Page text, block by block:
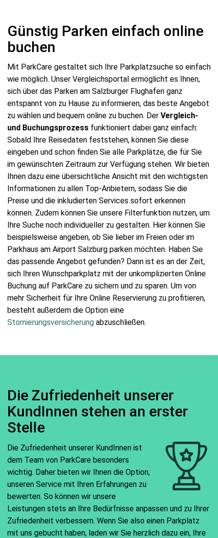
Günstig Parken einfach online
buchen
Mit ParkCare gestaltet sich Ihre Parkplatzsuche so einfach
wie möglich. Unser Vergleichsportal ermöglicht es Ihnen,
sich über das Parken am Salzburger Flughafen ganz
entspannt von zu Hause zu informieren, das beste Angebot
zu wählen und bequem online zu buchen. Der Vergleich-
und Buchungsprozess funktioniert dabei ganz einfach:
Sobald Ihre Reisedaten feststehen, können Sie diese
eingeben und schon finden Sie alle Parkplätze, die für Sie
im gewünschten Zeitraum zur Verfügung stehen. Wir bieten
Ihnen dazu eine übersichtliche Ansicht mit den wichtigsten
Informationen zu allen Top-Anbietern, sodass Sie die
Preise und die inkludierten Services sofort erkennen
können. Zudem können Sie unsere Filterfunktion nutzen, um
Ihre Suche noch individueller zu gestalten. Hier können Sie
beispielsweise angeben, ob Sie lieber im Freien oder im
Parkhaus am Airport Salzburg parken möchten. Haben Sie
das passende Angebot gefunden? Dann ist es an der Zeit,
sich Ihren Wunschparkplatz mit der unkomplizierten Online
Buchung auf ParkCare zu sichern und zu sparen. Um von
mehr Sicherheit für Ihre Online Reservierung zu profitieren,
besteht außerdem die Option eine
Stornierungsversicherung abzuschließen.
Die Zufriedenheit unserer
KundInnen stehen an erster
Stelle
Die Zufriedenheit unserer KundInnen ist
dem Team von ParkCare besonders
wichtig. Daher bieten wir Ihnen die Option,
unseren Service mit Ihren Erfahrungen zu
bewerten. So können wir unsere
Leistungen stets an Ihre Bedürfnisse anpassen und zu Ihrer
Zufriedenheit verbessern. Wenn Sie also einen Parkplatz
mit uns gebucht haben, laden wir Sie herzlich dazu ein, Ihre